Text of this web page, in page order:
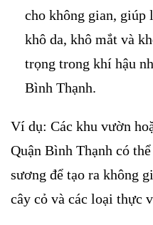
cho không gian, giúp
khô da, khô mắt và
trọng trong khí hậu
Bình Thạnh.
Ví dụ: Các khu vườn
Quận Bình Thạnh có
sương để tạo ra không
cây cỏ và các loại thực